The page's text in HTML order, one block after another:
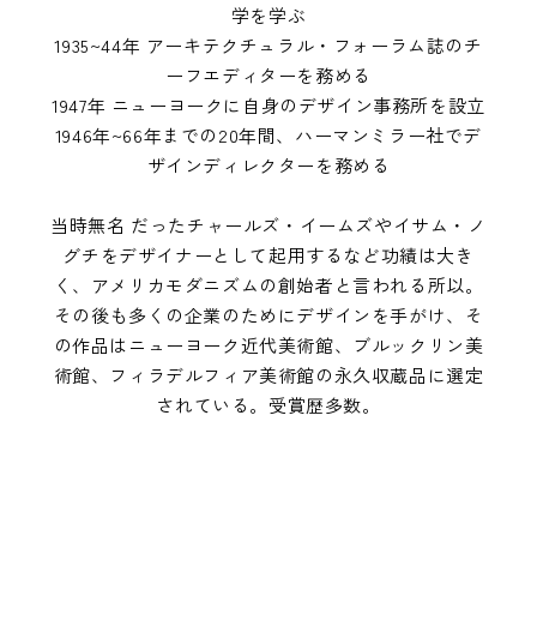
学を学ぶ
1935~44年 アーキテクチュラル・フォーラム誌のチ
ーフエディターを務める
1947年 ニューヨークに自身のデザイン事務所を設立
1946年~66年までの20年間、ハーマンミラー社でデ
ザインディレクターを務める
当時無名 だったチャールズ・イームズやイサム・ノ
グチをデザイナーとして起用するなど功績は大き
く、アメリカモダニズムの創始者と言われる所以。
その後も多くの企業のためにデザインを手がけ、そ
の作品はニューヨーク近代美術館、ブルックリン美
術館、フィラデルフィア美術館の永久収蔵品に選定
されている。受賞歴多数。